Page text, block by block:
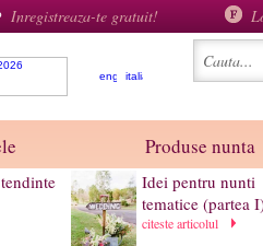
Inregistreaza-te gratuit!
Produse nunta
Idei pentru nunti
tematice (partea
citeste articolul